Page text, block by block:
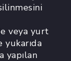
veya yurt
yukarıda
yapılan